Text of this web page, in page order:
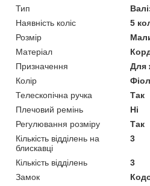
Тип
Наявність коліс
5
Розмір
Матеріал
Призначення
Для
Колір
Телескопічна ручка
Так
Плечовий ремінь
Ні
Регулювання розміру
Так
Кількість відділень на
блискавці
3
Кількість відділень
3
Замок